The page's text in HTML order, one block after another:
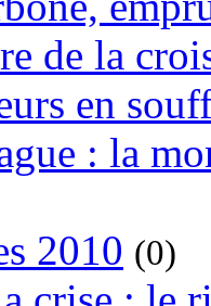
de la
en
: la
2010 (0)